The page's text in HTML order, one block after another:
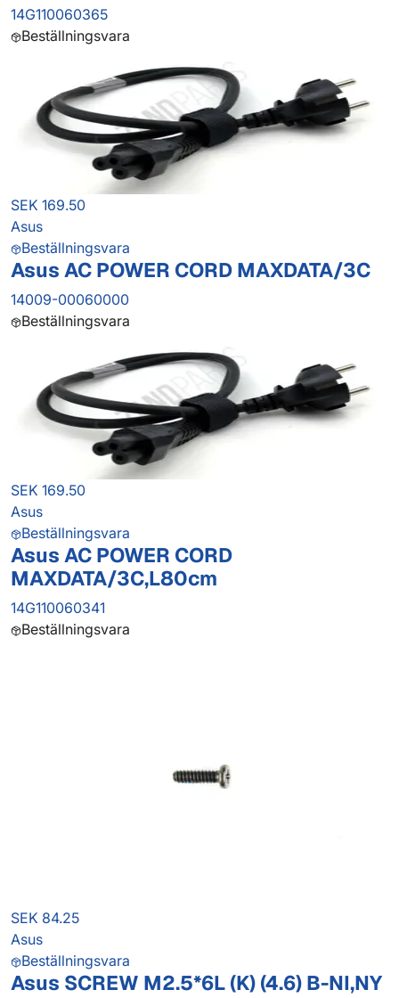
14G110060365
Beställningsvara
SEK 169.50
Asus
Beställningsvara
Asus AC POWER CORD MAXDATA/3C
14009-00060000
Beställningsvara
SEK 169.50
Asus
Beställningsvara
Asus AC POWER CORD
MAXDATA/3C,L80cm
14G110060341
Beställningsvara
SEK 84.25
Asus
Beställningsvara
Asus SCREW M2.5*6L (K) (4.6) B-NI,NY